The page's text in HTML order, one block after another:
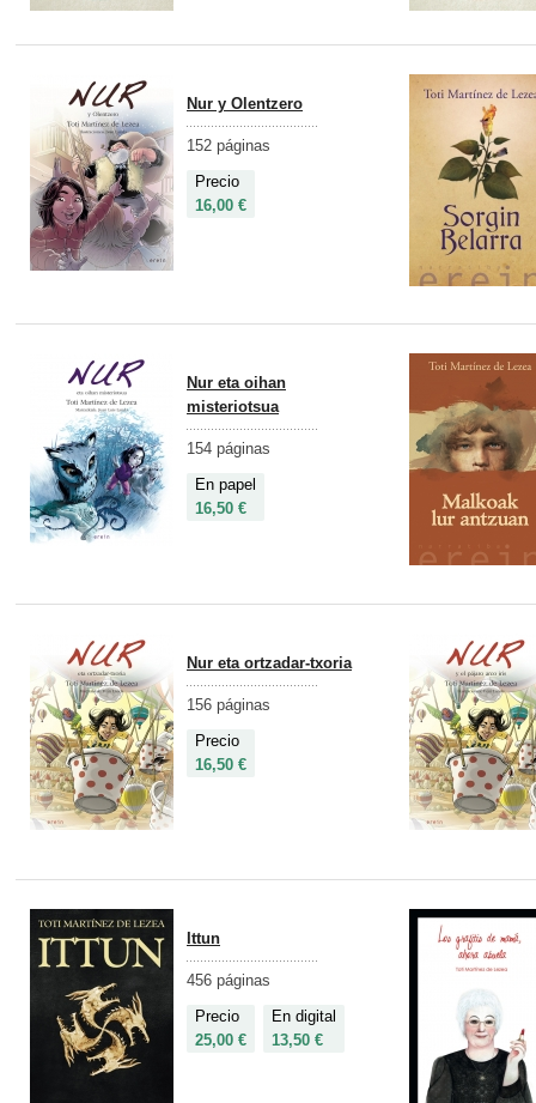
Nur y Olentzero
152 páginas
Precio
16,00 €
Nur eta oihan
misteriotsua
154 páginas
En papel
16,50 €
Nur eta ortzadar-txoria
156 páginas
Precio
16,50 €
Ittun
456 páginas
Precio
25,00 €
En digital
13,50 €